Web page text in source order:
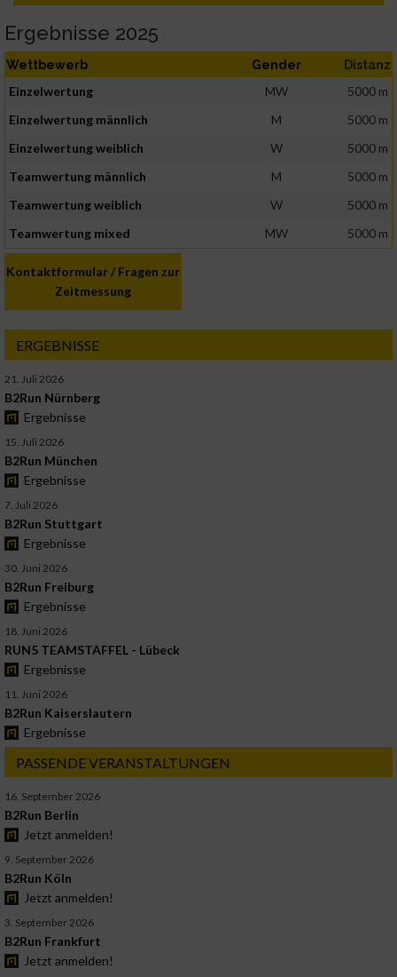
Ergebnisse 2025
Wettbewerb Gender Distanz
Einzelwertung MW
5000 m
Einzelwertung männlich
M
5000 m
Einzelwertung weiblich
W
5000 m
Teamwertung männlich
M
5000 m
Teamwertung weiblich
W
5000 m
Teamwertung mixed
MW 5000 m
Kontaktformular / Fragen zur
Zeitmessung
ERGEBNISSE
21. Juli 2026
B2Run Nürnberg
Ergebnisse
15. Juli 2026
B2Run München
Ergebnisse
7. Juli 2026
B2Run Stuttgart
Ergebnisse
30. Juni 2026
B2Run Freiburg
Ergebnisse
18. Juni 2026
RUN5 TEAMSTAFFEL - Lübeck
Ergebnisse
11. Juni 2026
B2Run Kaiserslautern
Ergebnisse
PASSENDE VERANSTALTUNGEN
16. September 2026
B2Run Berlin
Jetzt anmelden!
9. September 2026
B2Run Köln
Jetzt anmelden!
3. September 2026
B2Run Frankfurt
Jetzt anmelden!